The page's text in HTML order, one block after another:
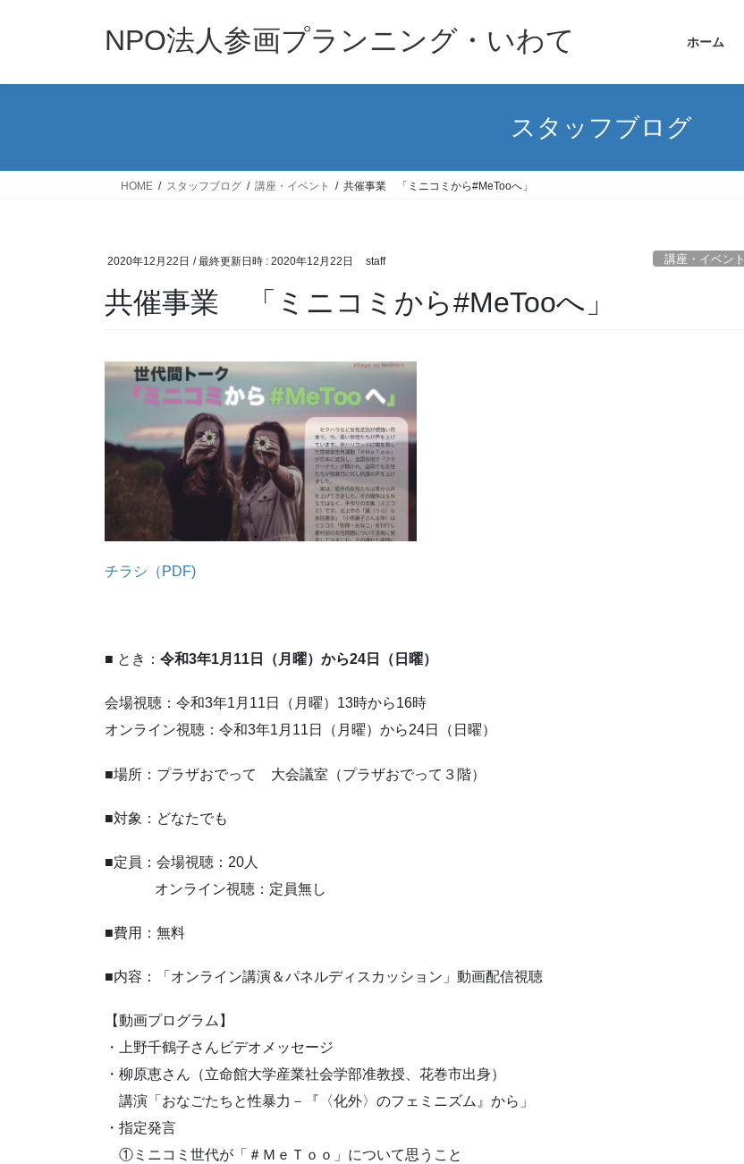
NPO法人参画プランニング・いわて ホーム
スタッフブログ
HOME スタッフブログ 講座・イベント 共催事業 「ミニコミから#MeTooへ」
2020年12月22日 / 最終更新日時 : 2020年12月22日 staff 講座・イベント
共催事業 「ミニコミから#MeTooへ」
チラシ（PDF)
■ とき： 令和3年1月11日（月曜）から24日（日曜）
会場視聴：令和3年1月11日（月曜）13時から16時
オンライン視聴：令和3年1月11日（月曜）から24日（日曜）
■場所：プラザおでって 大会議室（プラザおでって３階）
■対象： どなたでも
■定員： 会場視聴：20人
オンライン視聴：定員無し
■費用： 無料
■内容： 「オンライン講演＆パネルディスカッション」動画配信視聴
【動画プログラム】
・上野千鶴子さんビデオメッセージ
・柳原恵さん（立命館大学産業社会学部准教授、花巻市出身）
講演「おなごたちと性暴力－『〈化外〉のフェミニズム』から」
・指定発言
①ミニコミ世代が「＃ＭｅＴｏｏ」について思うこと